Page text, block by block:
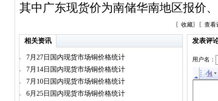
其中广东现货价为南储华南地区报价
〖 收藏〗〖 查看
相关资讯
7月27日国内现货市场铜价格统计
7月14日国内现货市场铜价格统计
7月10日国内现货市场铜价格统计
6月25日国内现货市场铜价格统计
发表评
用户名：